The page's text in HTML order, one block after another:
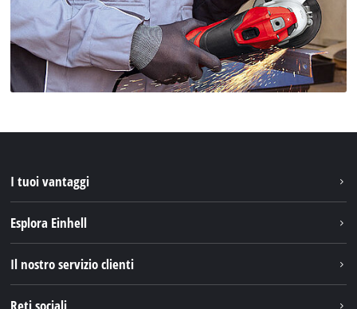
I tuoi vantaggi
Esplora Einhell
Einhell Germany AG
Il nostro servizio clienti